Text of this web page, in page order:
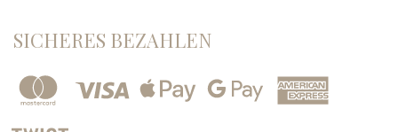
SICHERES BEZAHLEN